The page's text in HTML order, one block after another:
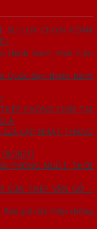
SỰ LỰA CHỌN HOÀN
thịnh hành nhất hiện
Quốc đẹp thịnh hành
CHỐNG CHÁY TẠI
Á
CẬP NHẬT THÁNG
[8/2021]
PHÒNG NGỦ】THỜI
CỬA THÉP VÂN GỖ –
Báo giá cửa thép chống